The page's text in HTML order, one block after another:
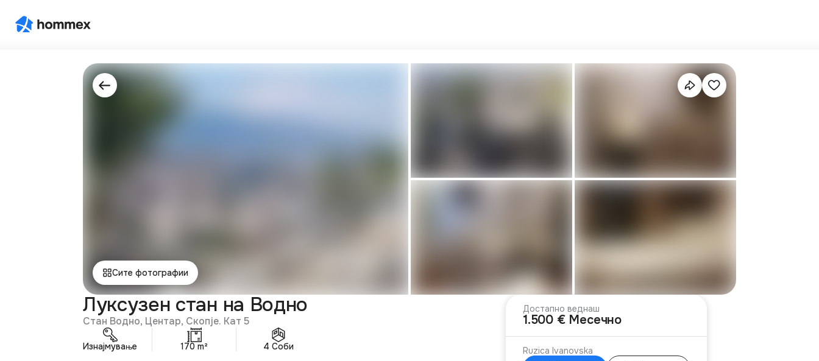
Сите фотографии
Луксузен стан на Водно
Стан Водно, Центар, Скопје. Кат 5
Изнајмување 170 m² 4 Соби
Достапно веднаш
1.500 € Месечно
Ruzica Ivanovska